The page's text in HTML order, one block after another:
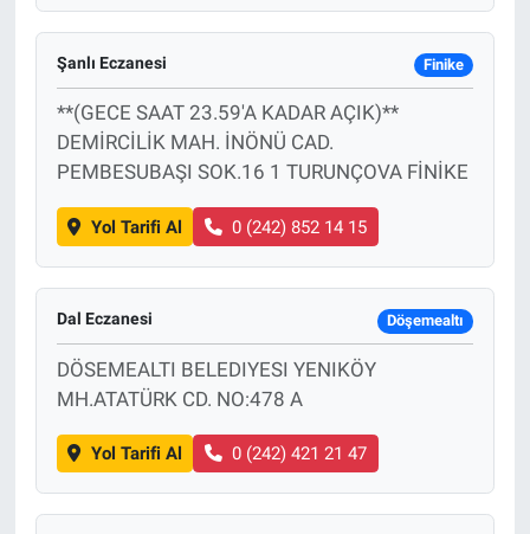
Şanlı Eczanesi Finike
**(GECE SAAT 23.59'A KADAR AÇIK)**
DEMİRCİLİK MAH. İNÖNÜ CAD.
PEMBESUBAŞI SOK.16 1 TURUNÇOVA FİNİKE
Yol Tarifi Al 0 (242) 852 14 15
Dal Eczanesi Döşemealtı
DÖSEMEALTI BELEDIYESI YENIKÖY
MH.ATATÜRK CD. NO:478 A
Yol Tarifi Al 0 (242) 421 21 47